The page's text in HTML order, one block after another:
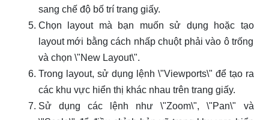
sang chế độ bố trí trang giấy.
Chọn layout mà bạn muốn sử dụng hoặc tạo
layout mới bằng cách nhấp chuột phải vào ô trống
và chọn \"New Layout\".
Trong layout, sử dụng lệnh \"Viewports\" để tạo ra
các khu vực hiển thị khác nhau trên trang giấy.
Sử dụng các lệnh như \"Zoom\", \"Pan\" và